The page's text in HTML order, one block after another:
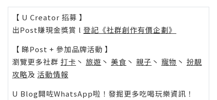
【 U Creator 招募 】
出Post賺現金獎賞 l 登記《社群創作有價企劃》
【 睇Post + 參加品牌活動 】
瀏覽更多社群 打卡 丶 旅遊 丶 美食 丶 親子 丶 寵物 丶 扮靚
攻略及 活動情報
U Blog開咗WhatsApp啦！發掘更多吃喝玩樂資訊！